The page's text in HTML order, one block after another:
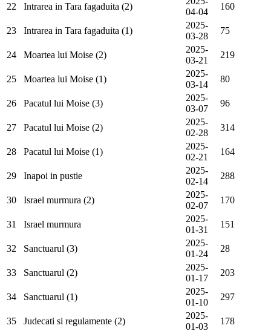
22 Intrarea in Tara fagaduita (2)
04-04
160
23 Intrarea in Tara fagaduita (1)
2025-
03-28
75
24 Moartea lui Moise (2)
2025-
03-21
219
25 Moartea lui Moise (1)
2025-
03-14
80
26 Pacatul lui Moise (3)
2025-
03-07
96
27 Pacatul lui Moise (2)
2025-
02-28
314
28 Pacatul lui Moise (1)
2025-
02-21
164
29 Inapoi in pustie
2025-
02-14
288
30 Israel murmura (2)
2025-
02-07
170
31 Israel murmura
2025-
01-31
151
32 Sanctuarul (3)
2025-
01-24
28
33 Sanctuarul (2)
2025-
01-17
203
34 Sanctuarul (1)
2025-
01-10
297
35 Judecati si regulamente (2)
2025-
01-03
178